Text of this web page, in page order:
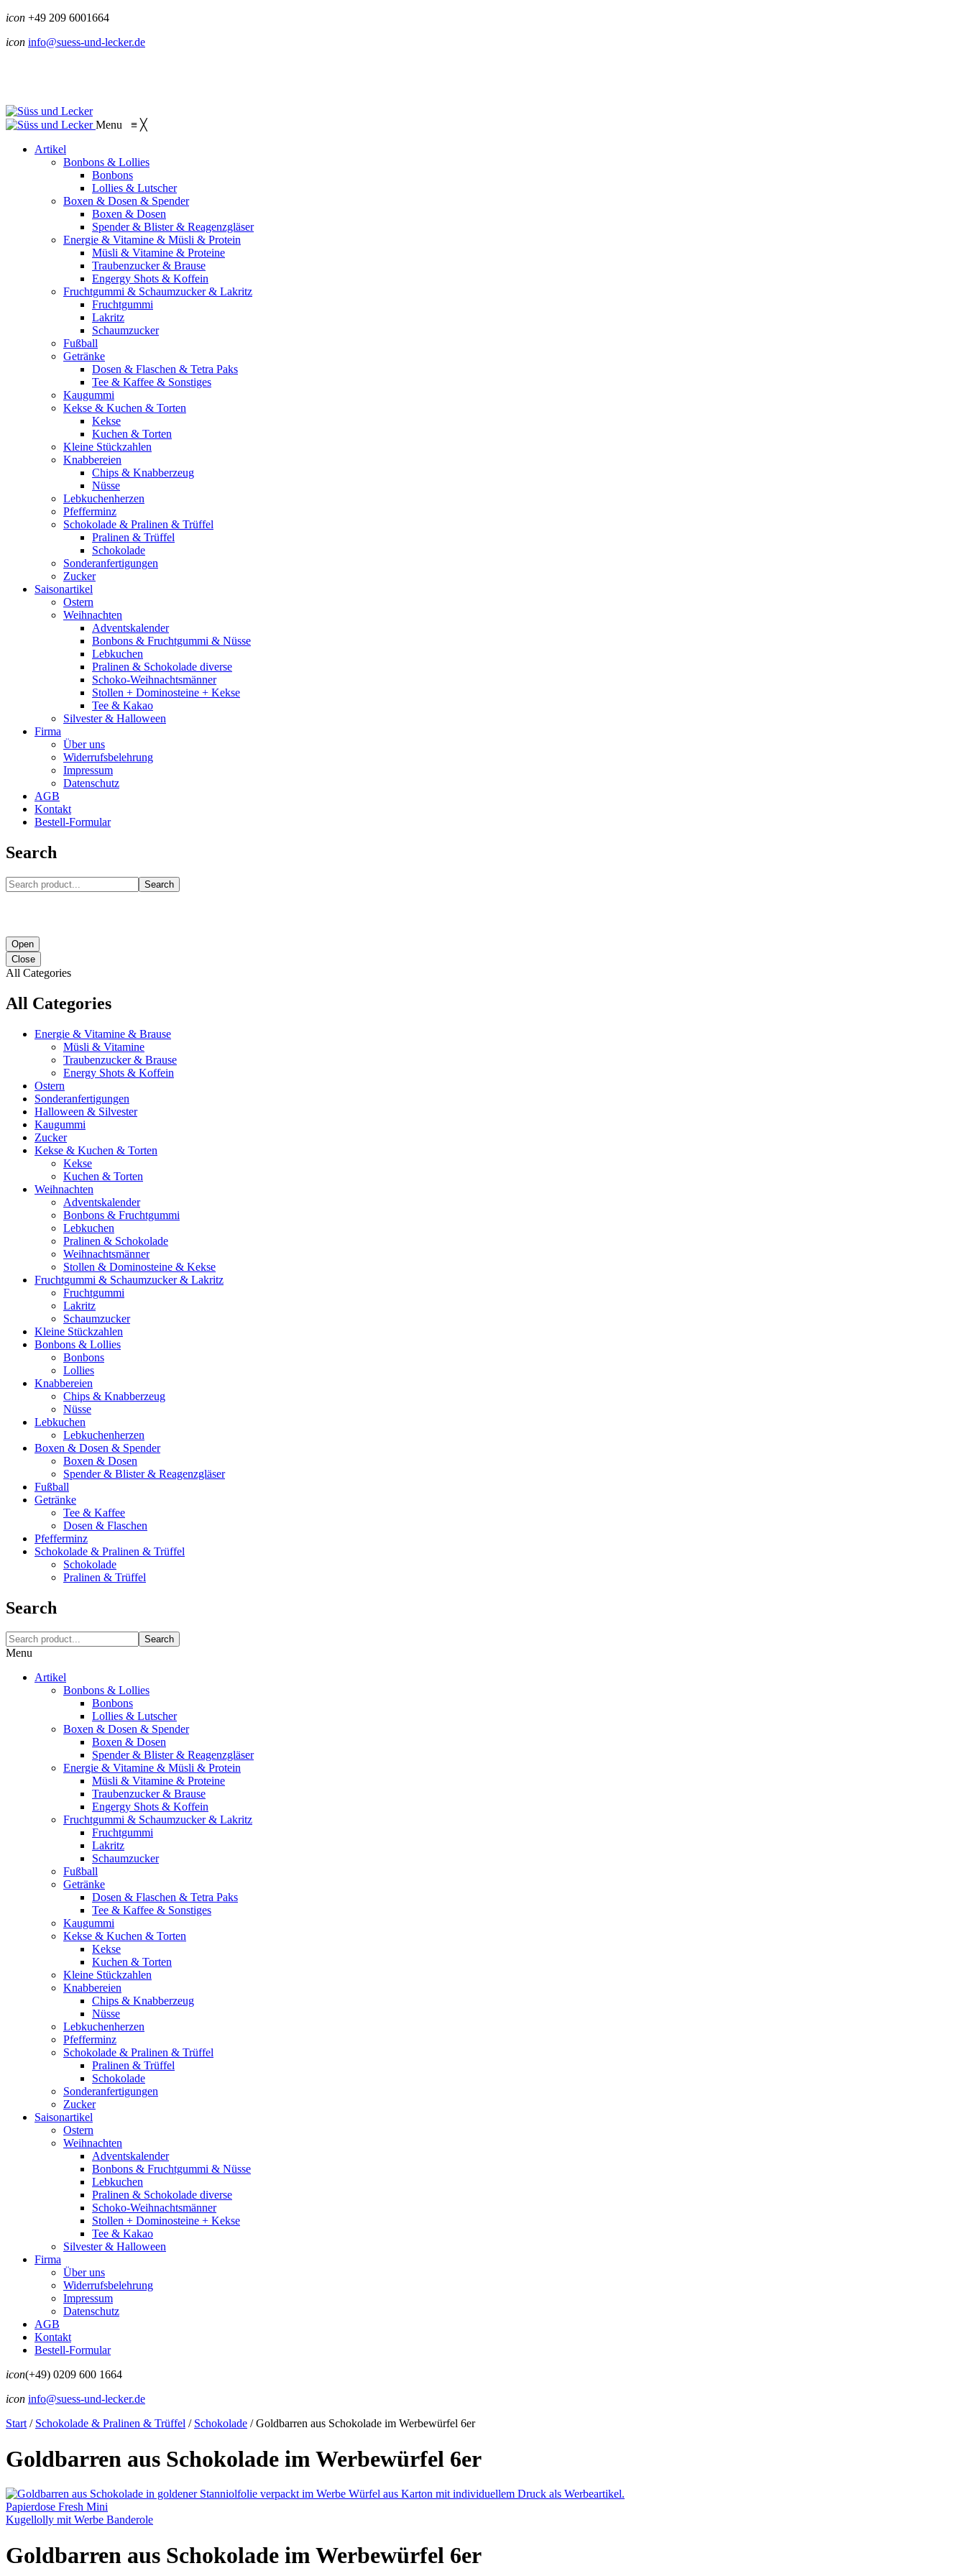
icon +49 209 6001664
icon info@suess-und-lecker.de
Menu ≡ ╳
Artikel
Bonbons & Lollies
Bonbons
Lollies & Lutscher
Boxen & Dosen & Spender
Boxen & Dosen
Spender & Blister & Reagenzgläser
Energie & Vitamine & Müsli & Protein
Müsli & Vitamine & Proteine
Traubenzucker & Brause
Engergy Shots & Koffein
Fruchtgummi & Schaumzucker & Lakritz
Fruchtgummi
Lakritz
Schaumzucker
Fußball
Getränke
Dosen & Flaschen & Tetra Paks
Tee & Kaffee & Sonstiges
Kaugummi
Kekse & Kuchen & Torten
Kekse
Kuchen & Torten
Kleine Stückzahlen
Knabbereien
Chips & Knabberzeug
Nüsse
Lebkuchenherzen
Pfefferminz
Schokolade & Pralinen & Trüffel
Pralinen & Trüffel
Schokolade
Sonderanfertigungen
Zucker
Saisonartikel
Ostern
Weihnachten
Adventskalender
Bonbons & Fruchtgummi & Nüsse
Lebkuchen
Pralinen & Schokolade diverse
Schoko-Weihnachtsmänner
Stollen + Dominosteine + Kekse
Tee & Kakao
Silvester & Halloween
Firma
Über uns
Widerrufsbelehrung
Impressum
Datenschutz
AGB
Kontakt
Bestell-Formular
Search
Search
Open
Close
All Categories
All Categories
Energie & Vitamine & Brause
Müsli & Vitamine
Traubenzucker & Brause
Energy Shots & Koffein
Ostern
Sonderanfertigungen
Halloween & Silvester
Kaugummi
Zucker
Kekse & Kuchen & Torten
Kekse
Kuchen & Torten
Weihnachten
Adventskalender
Bonbons & Fruchtgummi
Lebkuchen
Pralinen & Schokolade
Weihnachtsmänner
Stollen & Dominosteine & Kekse
Fruchtgummi & Schaumzucker & Lakritz
Fruchtgummi
Lakritz
Schaumzucker
Kleine Stückzahlen
Bonbons & Lollies
Bonbons
Lollies
Knabbereien
Chips & Knabberzeug
Nüsse
Lebkuchen
Lebkuchenherzen
Boxen & Dosen & Spender
Boxen & Dosen
Spender & Blister & Reagenzgläser
Fußball
Getränke
Tee & Kaffee
Dosen & Flaschen
Pfefferminz
Schokolade & Pralinen & Trüffel
Schokolade
Pralinen & Trüffel
Search
Search
Menu
Artikel
Bonbons & Lollies
Bonbons
Lollies & Lutscher
Boxen & Dosen & Spender
Boxen & Dosen
Spender & Blister & Reagenzgläser
Energie & Vitamine & Müsli & Protein
Müsli & Vitamine & Proteine
Traubenzucker & Brause
Engergy Shots & Koffein
Fruchtgummi & Schaumzucker & Lakritz
Fruchtgummi
Lakritz
Schaumzucker
Fußball
Getränke
Dosen & Flaschen & Tetra Paks
Tee & Kaffee & Sonstiges
Kaugummi
Kekse & Kuchen & Torten
Kekse
Kuchen & Torten
Kleine Stückzahlen
Knabbereien
Chips & Knabberzeug
Nüsse
Lebkuchenherzen
Pfefferminz
Schokolade & Pralinen & Trüffel
Pralinen & Trüffel
Schokolade
Sonderanfertigungen
Zucker
Saisonartikel
Ostern
Weihnachten
Adventskalender
Bonbons & Fruchtgummi & Nüsse
Lebkuchen
Pralinen & Schokolade diverse
Schoko-Weihnachtsmänner
Stollen + Dominosteine + Kekse
Tee & Kakao
Silvester & Halloween
Firma
Über uns
Widerrufsbelehrung
Impressum
Datenschutz
AGB
Kontakt
Bestell-Formular
icon(+49) 0209 600 1664
icon info@suess-und-lecker.de
Start / Schokolade & Pralinen & Trüffel / Schokolade /Goldbarren aus Schokolade im Werbewürfel 6er
Goldbarren aus Schokolade im Werbewürfel 6er
Papierdose Fresh Mini
Kugellolly mit Werbe Banderole
Goldbarren aus Schokolade im Werbewürfel 6er